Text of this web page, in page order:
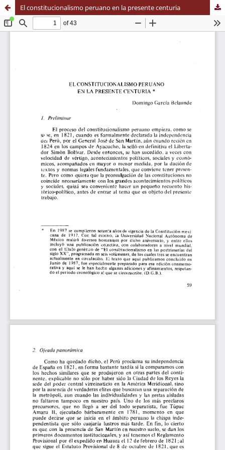
El constitucionalismo peruano en la presente centuria